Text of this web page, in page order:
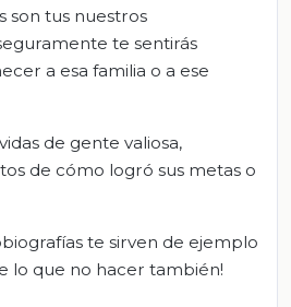
son tus nuestros
te sentirás
a esa familia o a ese
de gente valiosa,
de cómo logró sus metas o
te sirven de ejemplo
lo que no hacer también!